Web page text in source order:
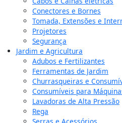
Conectores e Bornes
Tomada, Extensões e
Projetores
Segurança
Jardim e Agricultura
Adubos e Fertilizantes
Ferramentas de Jardim
Churrasqueiras e
Consumíveis para
Lavadoras de Alta Pressão
Rega